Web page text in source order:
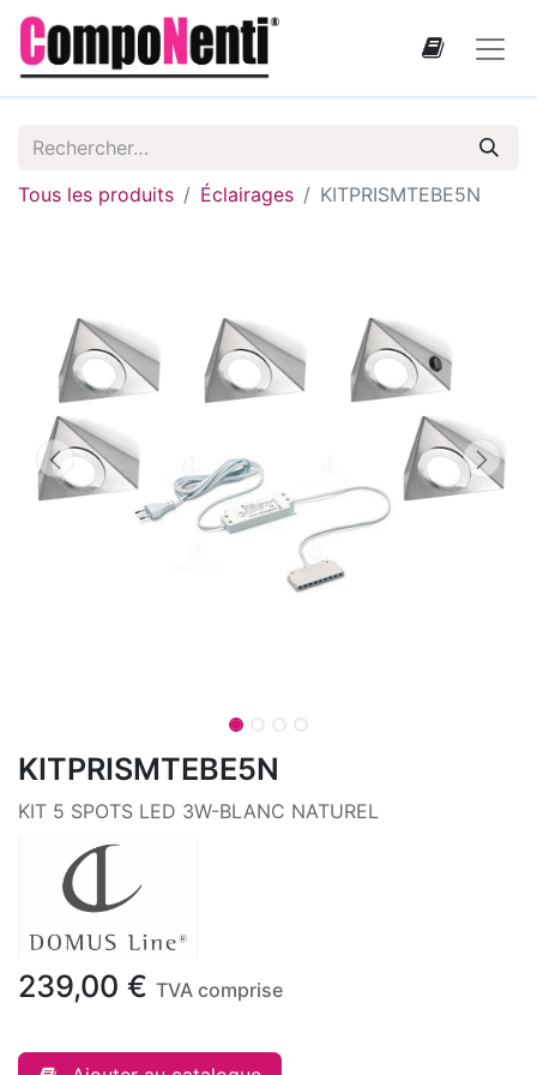
Tous les produits Éclairages KITPRISMTEBE5N
KITPRISMTEBE5N
KIT 5 SPOTS LED 3W-BLANC NATUREL
239,00 € TVA comprise